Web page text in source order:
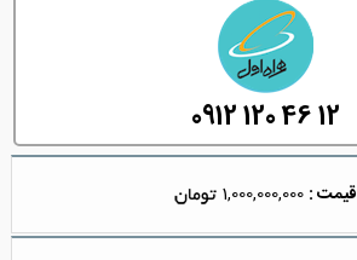
0912 120 46 12
قیمت : 1,000,000,000